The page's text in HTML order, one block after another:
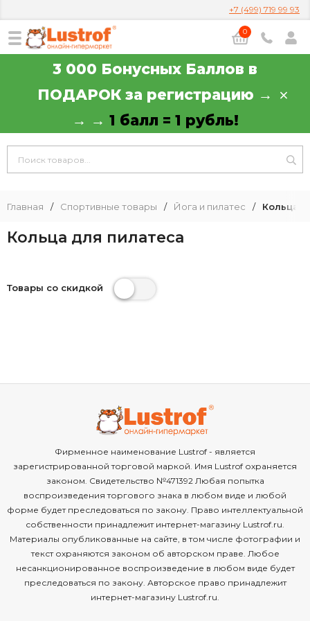
+7 (499) 719 99 93
0
3 000 Бонусных Баллов в
ПОДАРОК за регистрацию →
→ → 1 балл = 1 рубль!
Главная / Спортивные товары / Йога и пилатес / Кольца
Кольца для пилатеса
Товары со скидкой
Фирменное наименование Lustrof - является
зарегистрированной торговой маркой. Имя Lustrof охраняется
законом. Свидетельство №471392 Любая попытка
воспроизведения торгового знака в любом виде и любой
форме будет преследоваться по закону. Право интеллектуальной
собственности принадлежит интернет-магазину Lustrof.ru.
Материалы опубликованные на сайте, в том числе фотографии и
текст охраняются законом об авторском праве. Любое
несанкционированное воспроизведение в любом виде будет
преследоваться по закону. Авторское право принадлежит
интернет-магазину Lustrof.ru.